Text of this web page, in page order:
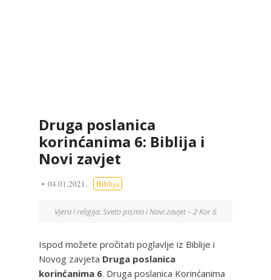
Druga poslanica
korinćanima 6: Biblija i
Novi zavjet
04.01.2021. Biblija
Vjera i religija: Sveto pismo i Novi zavjet – 2 Kor 6
Ispod možete pročitati poglavlje iz Biblije i
Novog zavjeta Druga poslanica
korinćanima 6. Druga poslanica Korinćanima